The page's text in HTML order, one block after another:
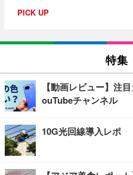
PICK UP
特集
【動画レビュー】注
ouTubeチャンネル
10G光回線導入レポ